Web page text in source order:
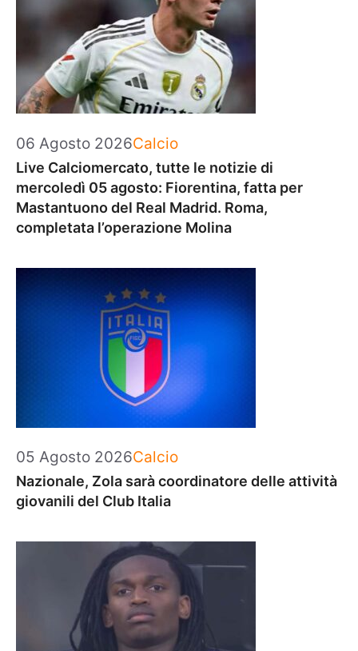
06 Agosto 2026Categorie
Calcio
Live Calciomercato, tutte le notizie di
mercoledì 05 agosto: Fiorentina, fatta per
Mastantuono del Real Madrid. Roma,
completata l’operazione Molina
05 Agosto 2026Categorie
Calcio
Nazionale, Zola sarà coordinatore delle attività
giovanili del Club Italia